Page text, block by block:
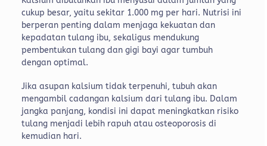
cukup besar, yaitu sekitar 1.000 mg per hari. Nutrisi ini
berperan penting dalam menjaga kekuatan dan
kepadatan tulang ibu, sekaligus mendukung
pembentukan tulang dan gigi bayi agar tumbuh
dengan optimal.
Jika asupan kalsium tidak terpenuhi, tubuh akan
mengambil cadangan kalsium dari tulang ibu. Dalam
jangka panjang, kondisi ini dapat meningkatkan risiko
tulang menjadi lebih rapuh atau osteoporosis di
kemudian hari.